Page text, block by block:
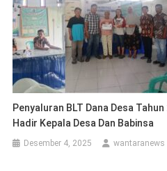
Penyaluran BLT Dana Desa
Hadir Kepala Desa Dan Babinsa
Desember 4, 2025 wantaranews